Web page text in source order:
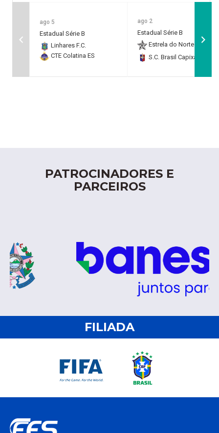
ago 5
Estadual Série B
Linhares F.C.
CTE Colatina ES
ago 2
Estadual Série B
Estrela do Norte F.C.
S.C. Brasil Capixaba
PATROCINADORES E
PARCEIROS
FILIADA